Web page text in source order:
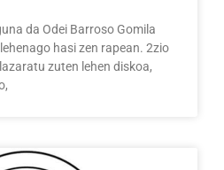
da Odei Barroso Gomila
hasi zen rapean. 2zio
zuten lehen diskoa,